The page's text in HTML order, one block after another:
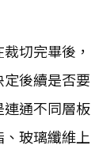
切完畢後，
後續是否要
通不同層板
玻璃纖維上